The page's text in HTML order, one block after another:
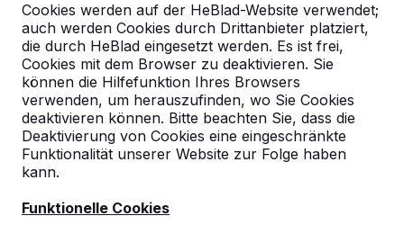
Cookies werden auf der HeBlad-Website verwendet;
auch werden Cookies durch Drittanbieter platziert,
die durch HeBlad eingesetzt werden. Es ist frei,
Cookies mit dem Browser zu deaktivieren. Sie
können die Hilfefunktion Ihres Browsers
verwenden, um herauszufinden, wo Sie Cookies
deaktivieren können. Bitte beachten Sie, dass die
Deaktivierung von Cookies eine eingeschränkte
Funktionalität unserer Website zur Folge haben
kann.
Funktionelle Cookies
Deutschland
Referenties in:Limburg